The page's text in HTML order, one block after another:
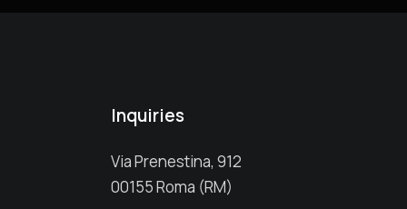
Inquiries
Via Prenestina, 912
00155 Roma (RM)